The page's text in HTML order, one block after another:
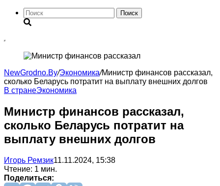
Поиск
NewGrodno.By/Экономика/Министр финансов рассказал,
сколько Беларусь потратит на выплату внешних долгов
В странеЭкономика
Министр финансов рассказал,
сколько Беларусь потратит на
выплату внешних долгов
Игорь Ремзик11.11.2024, 15:38
Чтение: 1 мин.
Поделиться: